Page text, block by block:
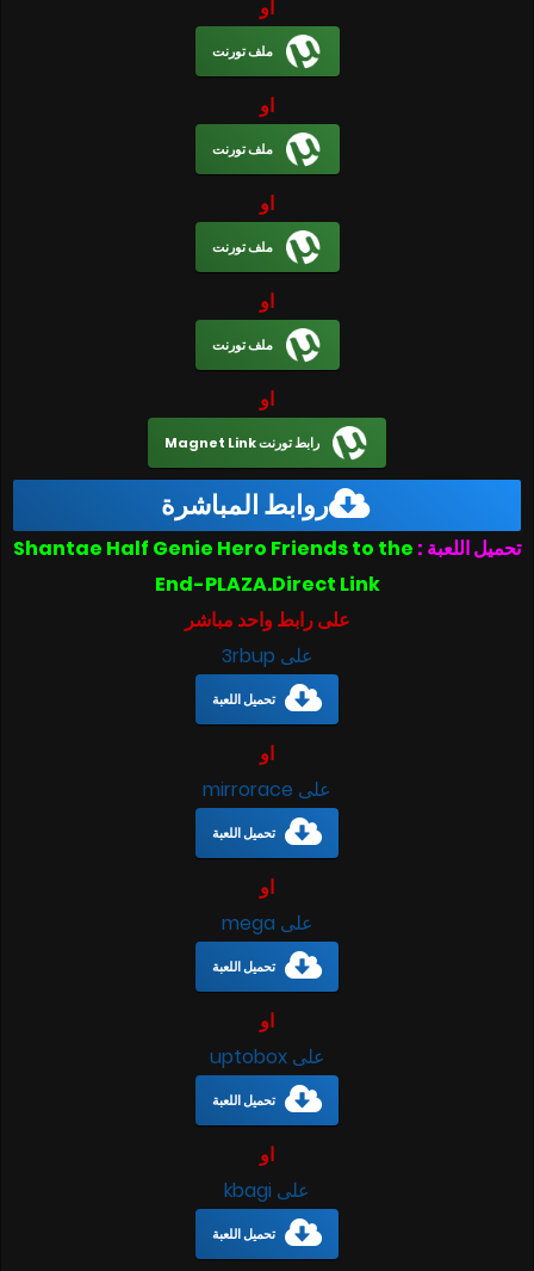
او
ملف تورنت
او
ملف تورنت
او
ملف تورنت
او
ملف تورنت
او
رابط تورنت Magnet Link
روابط المباشرة
تحميل اللعبة : Shantae Half Genie Hero Friends to the
End-PLAZA.Direct Link
على رابط واحد مباشر
على 3rbup
تحميل اللعبة
او
على mirrorace
تحميل اللعبة
او
على mega
تحميل اللعبة
او
على uptobox
تحميل اللعبة
او
على kbagi
تحميل اللعبة